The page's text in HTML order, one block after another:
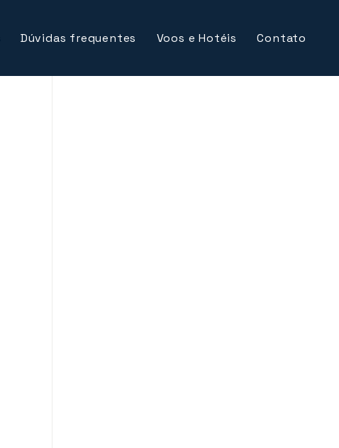
Dúvidas frequentes Voos e Hotéis Contato